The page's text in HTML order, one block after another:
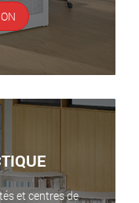
et centres de